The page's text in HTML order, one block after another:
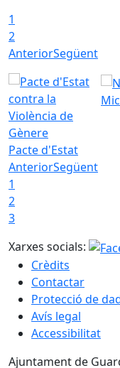
1
2
AnteriorSegüent
Pacte d'Estat
AnteriorSegüent
1
2
3
Xarxes socials:
Crèdits
Contactar
Protecció de
Avís legal
Accessibilitat
Ajuntament de